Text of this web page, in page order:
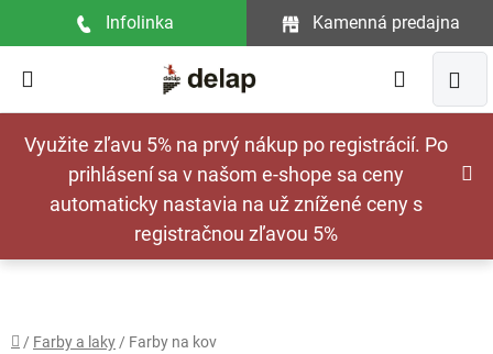
Využite zľavu 5% na prvý nákup po registrácií. Po
prihlásení sa v našom e-shope sa ceny
automaticky nastavia na už znížené ceny s
registračnou zľavou 5%
Infolinka Kamenná predajna
Hľadať
Domov
/ Farby a laky / Farby na kov